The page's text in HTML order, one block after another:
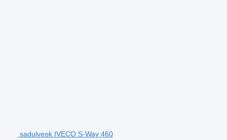
sadulveok IVECO S-Way 460